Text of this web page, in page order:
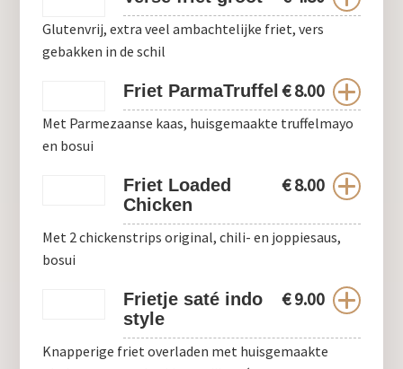
Glutenvrij, extra veel ambachtelijke friet, vers
gebakken in de schil
Friet ParmaTruffel €8.00
Met Parmezaanse kaas, huisgemaakte truffelmayo
en bosui
Friet Loaded
Chicken
€8.00
Met 2 chickenstrips original, chili- en joppiesaus,
bosui
Frietje saté indo
style
€9.00
Knapperige friet overladen met huisgemaakte